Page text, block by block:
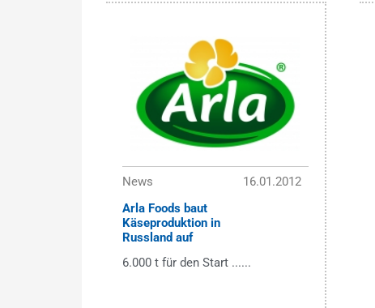
News
16.01.2012
Arla Foods baut
Käseproduktion in
Russland auf
6.000 t für den Start ......